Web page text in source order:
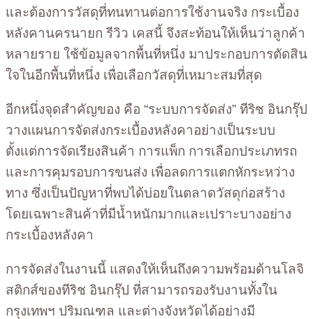
และต้องการวัสดุที่ทนทานต่อการใช้งานจริง กระเบื้อง
หลังคานครนายก รีวิว เคสนี้ จึงสะท้อนให้เห็นว่าลูกค้า
หลายราย ใช้ข้อมูลจากพื้นที่หนึ่ง มาประกอบการตัดสิน
ใจในอีกพื้นที่หนึ่ง เพื่อเลือกวัสดุที่เหมาะสมที่สุด
อีกหนึ่งจุดสำคัญของ คือ “ระบบการจัดส่ง” ทีริช อินกรุ๊ป
วางแผนการจัดส่งกระเบื้องหลังคาอย่างเป็นระบบ
ตั้งแต่การจัดเรียงสินค้า การแพ็ก การเลือกประเภทรถ
และการคุมรอบการขนส่ง เพื่อลดการแตกหักระหว่าง
ทาง ซึ่งเป็นปัญหาที่พบได้บ่อยในตลาดวัสดุก่อสร้าง
โดยเฉพาะสินค้าที่มีน้ำหนักมากและเปราะบางอย่าง
กระเบื้องหลังคา
การจัดส่งในงานนี้ แสดงให้เห็นถึงความพร้อมด้านโลจิ
สติกส์ของทีริช อินกรุ๊ป ที่สามารถรองรับงานทั้งใน
กรุงเทพฯ ปริมณฑล และต่างจังหวัดได้อย่างมี